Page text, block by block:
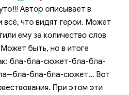
Автор описывает в
всё, что видят герои. Может
ему за количество слов
быть, но в итоге
бла-бла-сюжет-бла-бла-
бла-бла-бла-сюжет... Вот
При этом эти